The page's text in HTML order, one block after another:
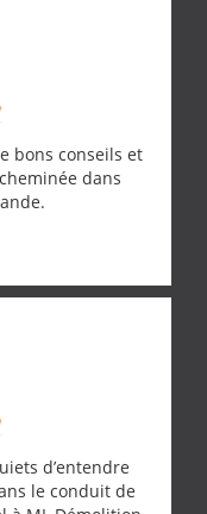
bons conseils et
dans
d’entendre
le conduit de